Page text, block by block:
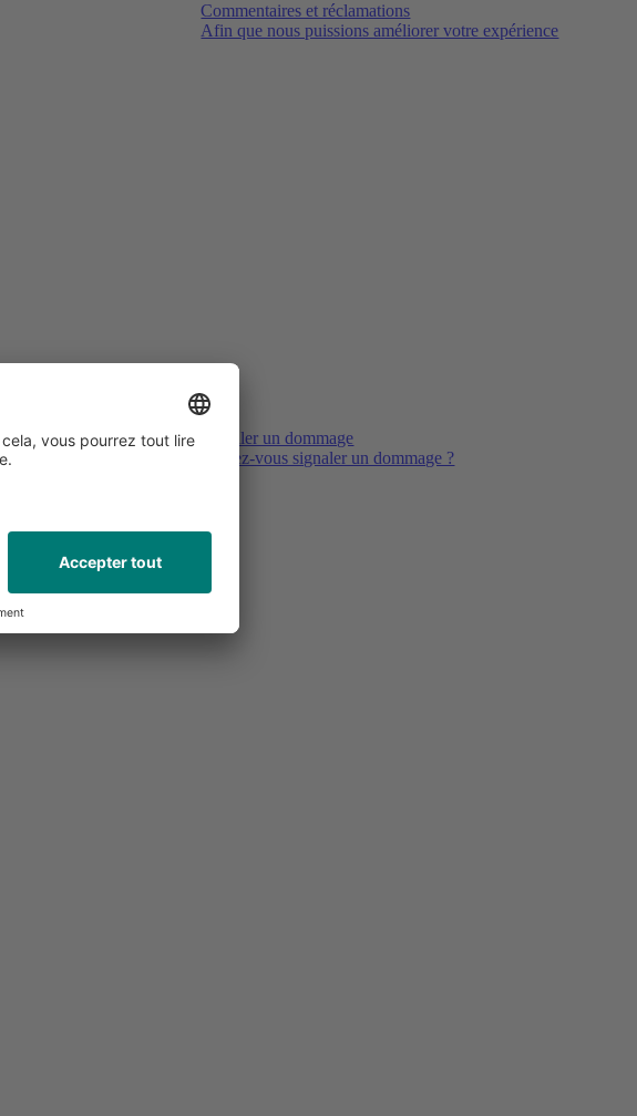
Commentaires et réclamations
Afin que nous puissions améliorer votre expérience
Signaler un dommage
Voulez-vous signaler un dommage ?